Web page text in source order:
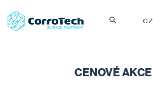
CZ
CENOVÉ AKCE